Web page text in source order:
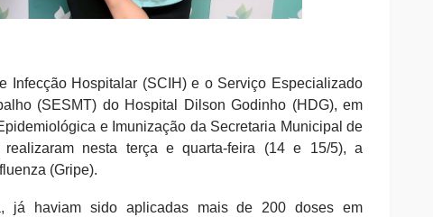
Infecção Hospitalar (SCIH) e o Serviço Especializado
(SESMT) do Hospital Dilson Godinho (HDG), em
e Imunização da Secretaria Municipal de
nesta terça e quarta-feira (14 e 15/5), a
(Gripe).
já haviam sido aplicadas mais de 200 doses em